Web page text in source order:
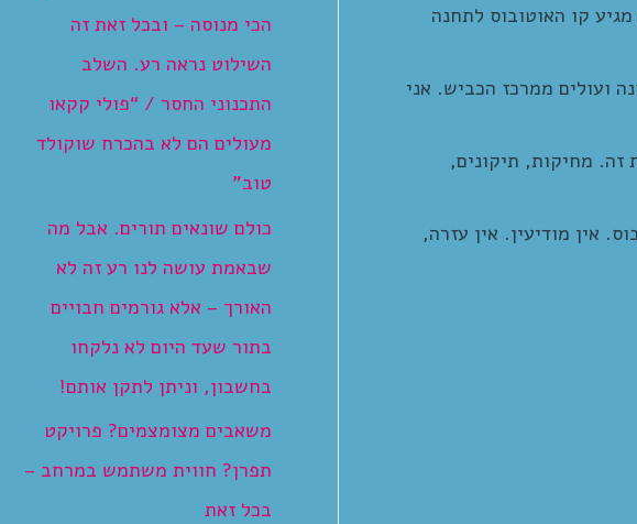
קו האוטובוס לתחנה
ועולים ממרכז הכביש. אני
מחיקות, תיקונים,
אין מודיעין. אין עזרה,
הכי מנוסה – ובכל זאת זה
השילוט נראה רע. השלב
התכנוני החסר / “פולי קקאו
מעולים הם לא בהכרח שוקולד
טוב”
כולם שונאים תורים. אבל מה
שבאמת עושה לנו רע זה לא
האורך – אלא גורמים חבויים
בתור שעד היום לא נלקחו
בחשבון, וניתן לתקן אותם!
משאבים מצומצמים? פרויקט
תפרן? חווית משתמש במרחב –
בכל זאת